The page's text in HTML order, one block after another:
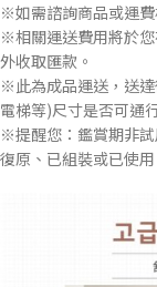
※如需諮詢商品或運
※相關運送費用將於
外收取匯款。
※此為成品運送，送達
電梯等)尺寸是否可通
※提醒您：鑑賞期非
復原、已組裝或已使